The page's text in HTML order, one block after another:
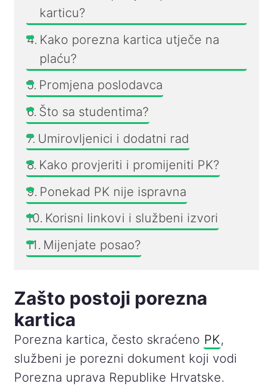
karticu?
Kako porezna kartica utječe na
plaću?
Promjena poslodavca
Što sa studentima?
Umirovljenici i dodatni rad
Kako provjeriti i promijeniti PK?
Ponekad PK nije ispravna
Korisni linkovi i službeni izvori
Mijenjate posao?
Zašto postoji porezna
kartica
Porezna kartica, često skraćeno PK,
službeni je porezni dokument koji vodi
Porezna uprava Republike Hrvatske.